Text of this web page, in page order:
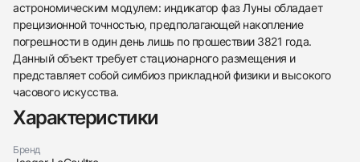
438
285
145
142
205
204
195
150
6
астрономическим модулем: индикатор фаз Луны обладает
прецизионной точностью, предполагающей накопление
погрешности в один день лишь по прошествии 3821 года.
Данный объект требует стационарного размещения и
представляет собой симбиоз прикладной физики и высокого
часового искусства.
Характеристики
Бренд